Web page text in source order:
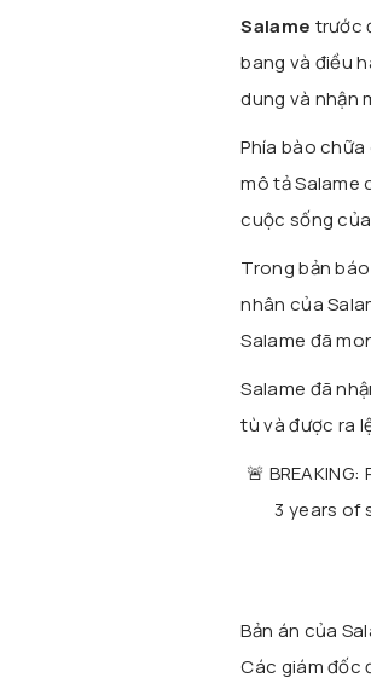
Salame trước
bang và điều
dung và nhận
Phía bào chữa
mô tả Salame
cuộc sống
Trong bản
nhân của
Salame đã
Salame đã
tù và được ra
🚨
3 years of
Bản án của
Các giám đốc